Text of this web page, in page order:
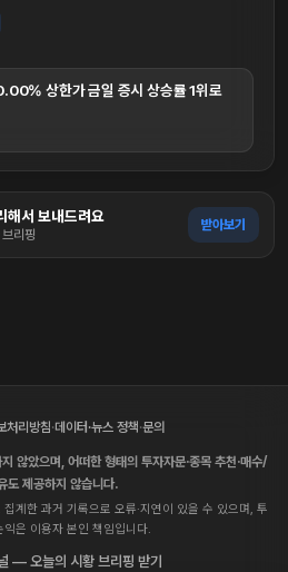
상한가 금일 증시 상승률 1위로
해서 보내드려요
리핑
받아보기
처리방침·데이터·뉴스 정책·문의
않았으며, 어떠한 형태의 투자자문·종목 추천·매수/
도 제공하지 않습니다.
계한 과거 기록으로 오류·지연이 있을 수 있으며, 투
익은 이용자 본인 책임입니다.
— 오늘의 시황 브리핑 받기